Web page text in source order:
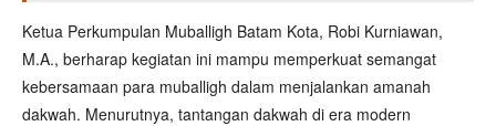
Ketua Perkumpulan Muballigh Batam Kota, Robi Kurniawan,
M.A., berharap kegiatan ini mampu memperkuat semangat
kebersamaan para muballigh dalam menjalankan amanah
dakwah. Menurutnya, tantangan dakwah di era modern